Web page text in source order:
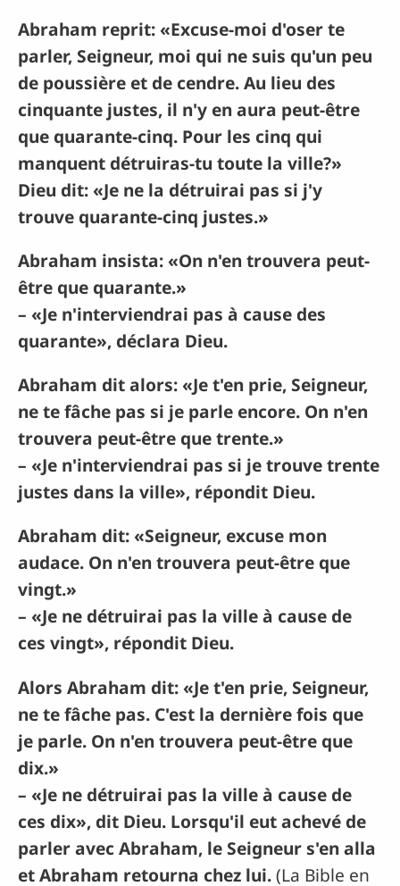
Abraham reprit: «Excuse-moi d'oser te
parler, Seigneur, moi qui ne suis qu'un peu
de poussière et de cendre. Au lieu des
cinquante justes, il n'y en aura peut-être
que quarante-cinq. Pour les cinq qui
manquent détruiras-tu toute la ville?»
Dieu dit: «Je ne la détruirai pas si j'y
trouve quarante-cinq justes.»
Abraham insista: «On n'en trouvera peut-
être que quarante.»
– «Je n'interviendrai pas à cause des
quarante», déclara Dieu.
Abraham dit alors: «Je t'en prie, Seigneur,
ne te fâche pas si je parle encore. On n'en
trouvera peut-être que trente.»
– «Je n'interviendrai pas si je trouve trente
justes dans la ville», répondit Dieu.
Abraham dit: «Seigneur, excuse mon
audace. On n'en trouvera peut-être que
vingt.»
– «Je ne détruirai pas la ville à cause de
ces vingt», répondit Dieu.
Alors Abraham dit: «Je t'en prie, Seigneur,
ne te fâche pas. C'est la dernière fois que
je parle. On n'en trouvera peut-être que
dix.»
– «Je ne détruirai pas la ville à cause de
ces dix», dit Dieu. Lorsqu'il eut achevé de
parler avec Abraham, le Seigneur s'en alla
et Abraham retourna chez lui.(La Bible en